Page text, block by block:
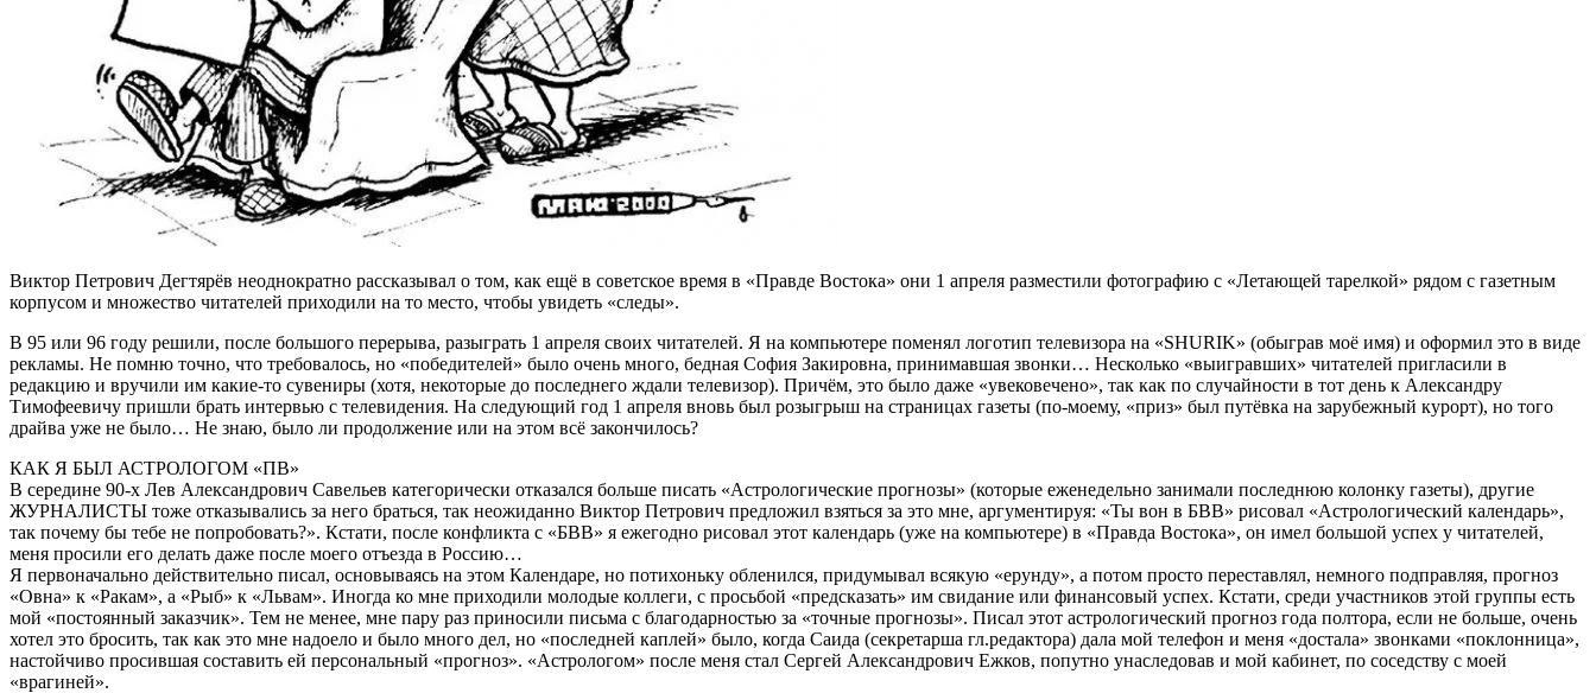
Виктор Петрович Дегтярёв неоднократно рассказывал о том, как ещё в советское время в «Правде Востока» они 1 апреля разместили фотографию с «Летающей тарелкой» рядом с газетным
корпусом и множество читателей приходили на то место, чтобы увидеть «следы».
В 95 или 96 году решили, после большого перерыва, разыграть 1 апреля своих читателей. Я на компьютере поменял логотип телевизора на «SHURIK» (обыграв моё имя) и оформил это в виде
рекламы. Не помню точно, что требовалось, но «победителей» было очень много, бедная София Закировна, принимавшая звонки… Несколько «выигравших» читателей пригласили в
редакцию и вручили им какие-то сувениры (хотя, некоторые до последнего ждали телевизор). Причём, это было даже «увековечено», так как по случайности в тот день к Александру
Тимофеевичу пришли брать интервью с телевидения. На следующий год 1 апреля вновь был розыгрыш на страницах газеты (по-моему, «приз» был путёвка на зарубежный курорт), но того
драйва уже не было… Не знаю, было ли продолжение или на этом всё закончилось?
КАК Я БЫЛ АСТРОЛОГОМ «ПВ»
В середине 90-х Лев Александрович Савельев категорически отказался больше писать «Астрологические прогнозы» (которые еженедельно занимали последнюю колонку газеты), другие
ЖУРНАЛИСТЫ тоже отказывались за него браться, так неожиданно Виктор Петрович предложил взяться за это мне, аргументируя: «Ты вон в БВВ» рисовал «Астрологический календарь»,
так почему бы тебе не попробовать?». Кстати, после конфликта с «БВВ» я ежегодно рисовал этот календарь (уже на компьютере) в «Правда Востока», он имел большой успех у читателей,
меня просили его делать даже после моего отъезда в Россию…
Я первоначально действительно писал, основываясь на этом Календаре, но потихоньку обленился, придумывал всякую «ерунду», а потом просто переставлял, немного подправляя, прогноз
«Овна» к «Ракам», а «Рыб» к «Львам». Иногда ко мне приходили молодые коллеги, с просьбой «предсказать» им свидание или финансовый успех. Кстати, среди участников этой группы есть
мой «постоянный заказчик». Тем не менее, мне пару раз приносили письма с благодарностью за «точные прогнозы». Писал этот астрологический прогноз года полтора, если не больше, очень
хотел это бросить, так как это мне надоело и было много дел, но «последней каплей» было, когда Саида (секретарша гл.редактора) дала мой телефон и меня «достала» звонками «поклонница»,
настойчиво просившая составить ей персональный «прогноз». «Астрологом» после меня стал Сергей Александрович Ежков, попутно унаследовав и мой кабинет, по соседству с моей
«врагиней».